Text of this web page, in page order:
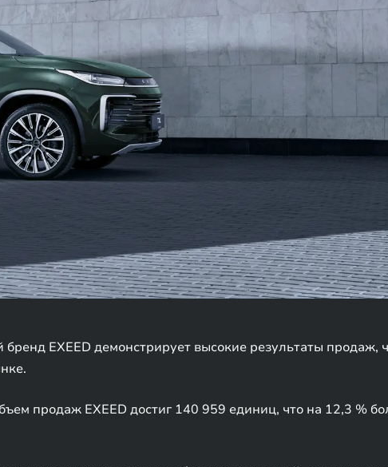
EXEED демонстрирует высокие результаты продаж,
продаж EXEED достиг 140 959 единиц, что на 12,3 %